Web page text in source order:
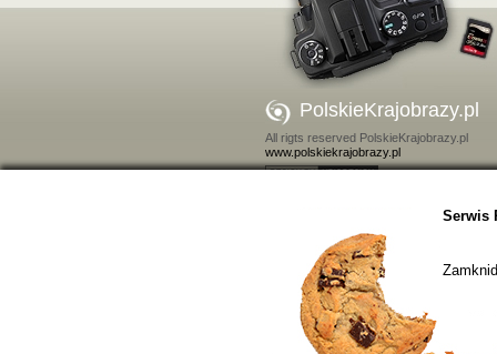
PolskieKrajobrazy.pl
All rigts reserved PolskieKrajobrazy.pl
www.polskiekrajobrazy.pl
Serwis